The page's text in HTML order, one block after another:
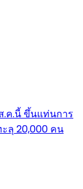
.ค.นี้ ขึ้นแท่นการ
ลุ 20,000 คน